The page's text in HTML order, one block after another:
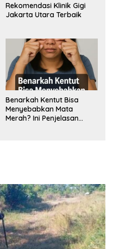
Rekomendasi Klinik Gigi
Jakarta Utara Terbaik
Benarkah Kentut Bisa
Menyebabkan Mata
Merah? Ini Penjelasan